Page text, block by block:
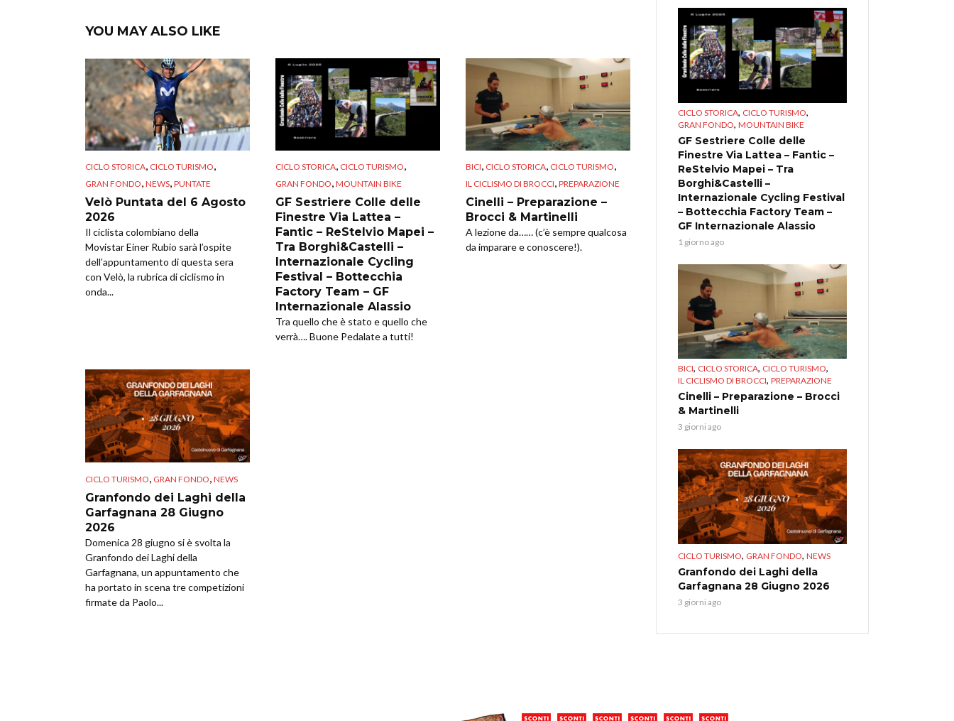
YOU MAY ALSO LIKE
CICLO STORICA, CICLO TURISMO,
GRAN FONDO, NEWS, PUNTATE
Velò Puntata del 6 Agosto
2026
Il ciclista colombiano della
Movistar Einer Rubio sarà l’ospite
dell’appuntamento di questa sera
con Velò, la rubrica di ciclismo in
onda...
CICLO STORICA, CICLO TURISMO,
GRAN FONDO, MOUNTAIN BIKE
GF Sestriere Colle delle
Finestre Via Lattea –
Fantic – ReStelvio Mapei –
Tra Borghi&Castelli –
Internazionale Cycling
Festival – Bottecchia
Factory Team – GF
Internazionale Alassio
Tra quello che è stato e quello che
verrà…. Buone Pedalate a tutti!
BICI, CICLO STORICA, CICLO TURISMO,
IL CICLISMO DI BROCCI, PREPARAZIONE
Cinelli – Preparazione –
Brocci & Martinelli
A lezione da…… (c’è sempre qualcosa
da imparare e conoscere!).
CICLO TURISMO GRAN FONDO NEWS
Granfondo dei Laghi della
Garfagnana 28 Giugno
2026
Domenica 28 giugno si è svolta la
Granfondo dei Laghi della
Garfagnana, un appuntamento che
ha portato in scena tre competizioni
firmate da Paolo...
CICLO STORICA, CICLO TURISMO,
GRAN FONDO, MOUNTAIN BIKE
GF Sestriere Colle delle
Finestre Via Lattea – Fantic –
ReStelvio Mapei – Tra
Borghi&Castelli –
Internazionale Cycling Festival
– Bottecchia Factory Team –
GF Internazionale Alassio
1 giorno ago
BICI, CICLO STORICA, CICLO TURISMO,
IL CICLISMO DI BROCCI, PREPARAZIONE
Cinelli – Preparazione – Brocci
& Martinelli
3 giorni ago
CICLO TURISMO, GRAN FONDO, NEWS
Granfondo dei Laghi della
Garfagnana 28 Giugno 2026
3 giorni ago